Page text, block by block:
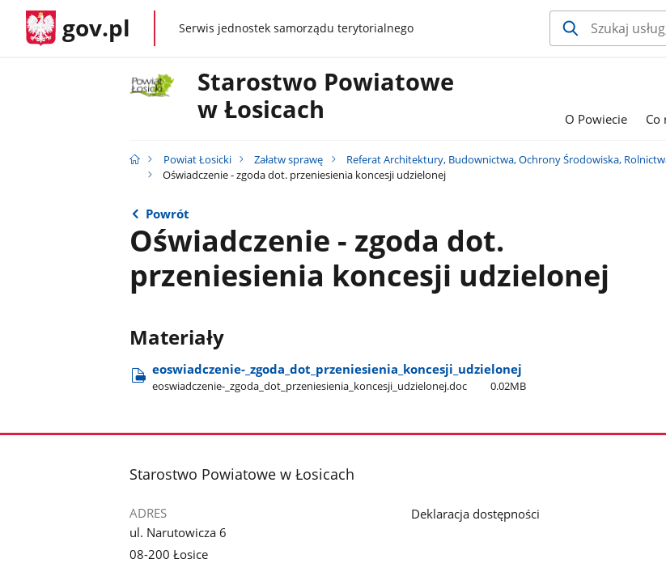
gov.pl gov.plSerwis jednostek samorządu terytorialnego
Starostwo Powiatowe
w Łosicach
O Powiecie Co
Powiat Łosicki Załatw sprawę Referat Architektury, Budownictwa, Ochrony Środowiska,
Oświadczenie - zgoda dot. przeniesienia koncesji udzielonej
Powrót
Oświadczenie - zgoda dot.
przeniesienia koncesji udzielonej
Materiały
eoswiadczenie-​_zgoda​_dot​_przeniesienia​_koncesji​_udzielonej
eoswiadczenie-​_zgoda​_dot​_przeniesienia​_koncesji​_udzielonej.doc 0.02MB
stopka
Starostwo Powiatowe w Łosicach
ADRES
ul. Narutowicza 6
08-200 Łosice
Deklaracja dostępności